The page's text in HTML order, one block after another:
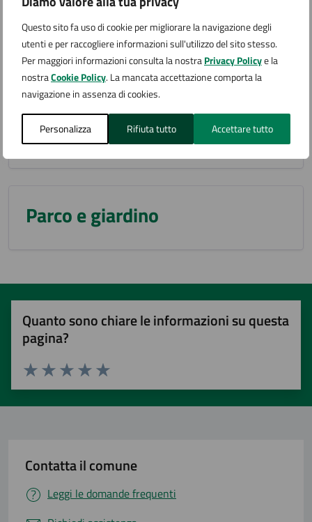
Questo sito fa uso di cookie per migliorare la navigazione degli
utenti e per raccogliere informazioni sull'utilizzo del sito stesso.
Per maggiori informazioni consulta la nostraPrivacy Policye la
nostraCookie Policy. La mancata accettazione comporta la
navigazione in assenza di cookies.
Personalizza Rifiuta tutto Accettare tutto
Monumento o complesso
monumentale
Museo
Parco e giardino
Quanto sono chiare le informazioni su questa
pagina?
Valuta 5 stelle su 5
Valuta 4 stelle su 5
Valuta 3 stelle su 5
Valuta 2 stelle su 5
Valuta 1 stelle su 5
Contatta il comune
Leggi le domande frequenti